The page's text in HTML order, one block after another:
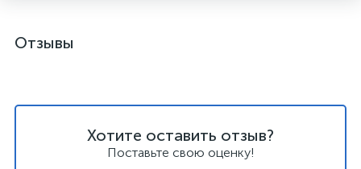
Отзывы
Хотите оставить отзыв?
Поставьте свою оценку!